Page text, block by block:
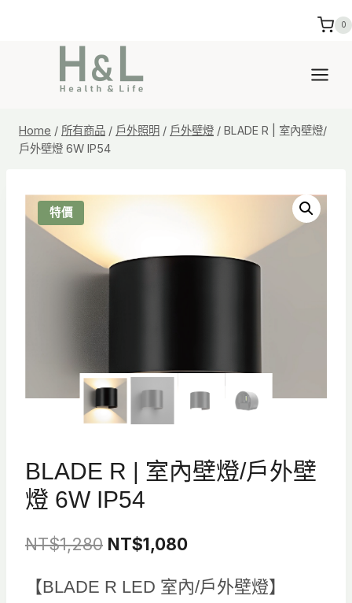
0
Home / 所有商品 / 戶外照明 / 戶外壁燈 / BLADE R | 室內壁燈/
戶外壁燈 6W IP54
特價
BLADE R | 室內壁燈/戶外壁
燈 6W IP54
NT$1,280 原
價
NT$1,080目
價
【BLADE R LED 室內/戶外壁燈】